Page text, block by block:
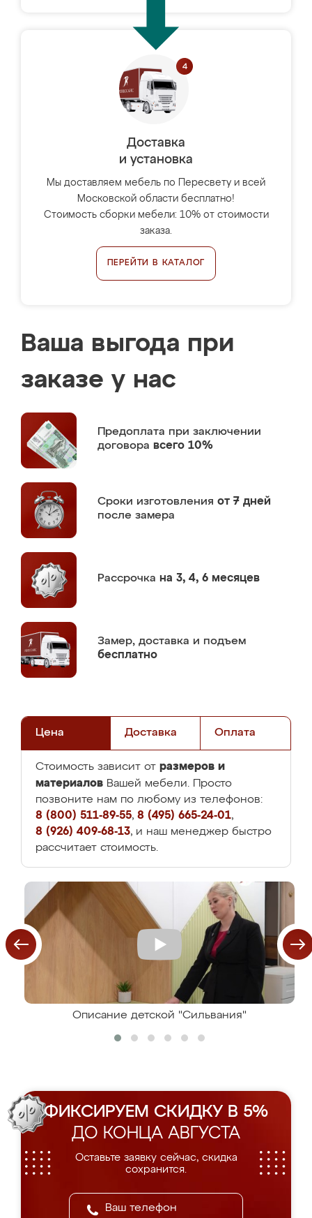
Доставка
и установка
Мы доставляем мебель по Пересвету и всей
Московской области бесплатно!
Стоимость сборки мебели: 10% от стоимости
заказа.
ПЕРЕЙТИ В КАТАЛОГ
Ваша выгода при
заказе у нас
Предоплата при заключении
договора всего 10%
Сроки изготовления от 7 дней
после замера
Рассрочка на 3, 4, 6 месяцев
Замер, доставка и подъем
бесплатно
Цена Доставка Оплата
Стоимость зависит от размеров и
материалов Вашей мебели. Просто
позвоните нам по любому из телефонов:
8 (800) 511-89-55, 8 (495) 665-24-01,
8 (926) 409-68-13, и наш менеджер быстро
рассчитает стоимость.
Описание детской "Сильвания"
ФИКСИРУЕМ СКИДКУ В 5%
ДО КОНЦА АВГУСТА
Оставьте заявку сейчас, скидка
сохранится.